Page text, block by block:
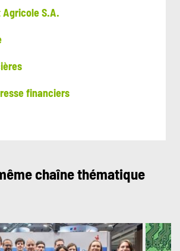
S.A.
financiers
chaîne thématique